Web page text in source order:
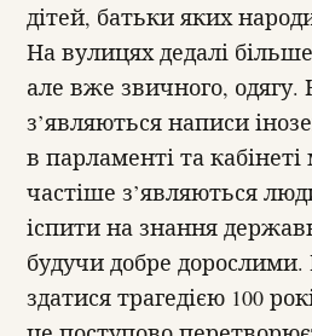
дітей, батьки яких
На вулицях дедалі
але вже звичного, одягу.
з’являються написи
в парламенті та кабінеті
частіше з’являються
іспити на знання
будучи добре дорослими.
здатися трагедією 100